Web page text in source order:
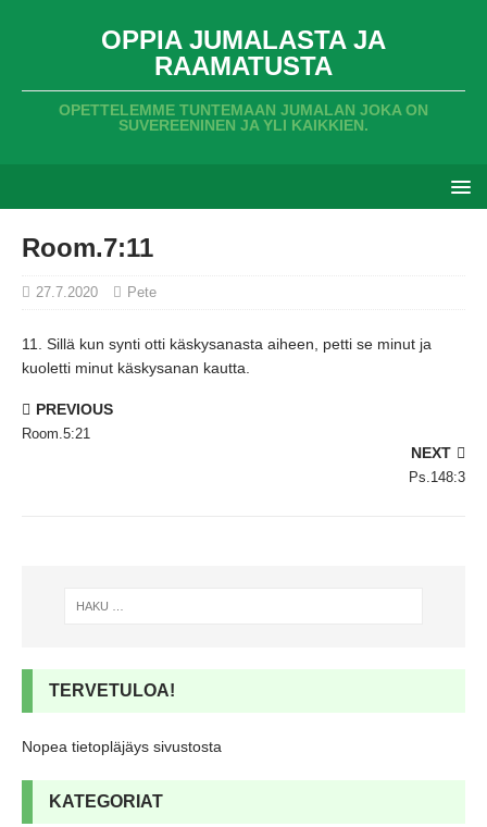
OPPIA JUMALASTA JA
RAAMATUSTA
OPETTELEMME TUNTEMAAN JUMALAN JOKA ON
SUVEREENINEN JA YLI KAIKKIEN.
Room.7:11
27.7.2020 Pete
11. Sillä kun synti otti käskysanasta aiheen,
petti se minut ja
kuoletti minut käskysanan kautta.
PREVIOUS
Room.5:21
NEXT
Ps.148:3
TERVETULOA!
Nopea tietopläjäys sivustosta
KATEGORIAT